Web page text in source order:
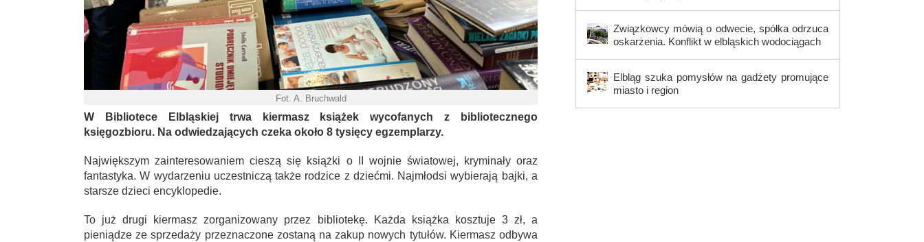
Fot. A. Bruchwald
W Bibliotece Elbląskiej trwa kiermasz książek wycofanych z bibliotecznego
księgozbioru. Na odwiedzających czeka około 8 tysięcy egzemplarzy.
Największym zainteresowaniem cieszą się książki o II wojnie światowej, kryminały oraz
fantastyka. W wydarzeniu uczestniczą także rodzice z dziećmi. Najmłodsi wybierają bajki, a
starsze dzieci encyklopedie.
To już drugi kiermasz zorganizowany przez bibliotekę. Każda książka kosztuje 3 zł, a
pieniądze ze sprzedaży przeznaczone zostaną na zakup nowych tytułów. Kiermasz odbywa
Związkowcy mówią o odwecie, spółka odrzuca
oskarżenia. Konflikt w elbląskich wodociągach
Elbląg szuka pomysłów na gadżety promujące
miasto i region